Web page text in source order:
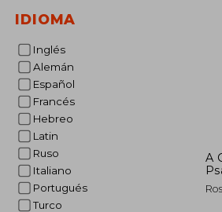
IDIOMA
Inglés
Alemán
Español
Francés
Hebreo
Latin
Ruso
Italiano
Portugués
Turco
A